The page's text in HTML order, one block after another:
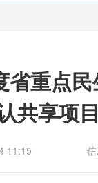
重点
共享项
11:15